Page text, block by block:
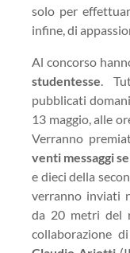
solo per
infine, di
Al concorso
studentesse.
pubblicati
13 maggio, alle
Verranno
venti messaggi
e dieci della
verranno inviati
da 20 metri del
collaborazione